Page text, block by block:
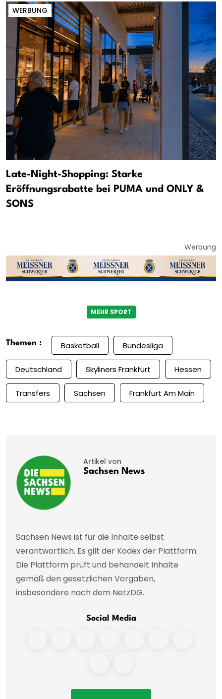
WERBUNG
Late-Night-Shopping: Starke
Eröffnungsrabatte bei PUMA und ONLY &
SONS
Werbung
MEHR SPORT
Themen : Basketball Bundesliga
Deutschland Skyliners Frankfurt Hessen
Transfers Sachsen Frankfurt Am Main
Artikel von
Sachsen News
Sachsen News ist für die Inhalte selbst
verantwortlich. Es gilt der Kodex der Plattform.
Die Plattform prüft und behandelt Inhalte
gemäß den gesetzlichen Vorgaben,
insbesondere nach dem NetzDG.
Social Media